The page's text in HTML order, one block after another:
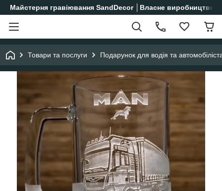
Майстерня гравіювання SandDecor │Власне виробництво│
Товари та послуги Подарунок для водія та